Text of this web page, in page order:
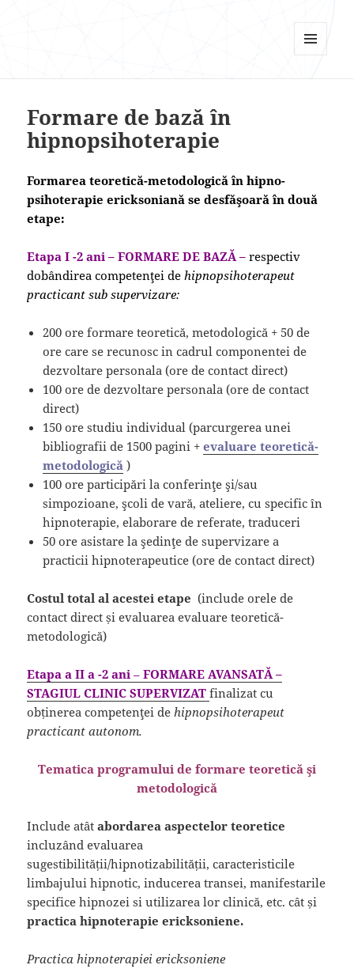
AND
Formare de bază în
hipnopsihoterapie
Formarea teoretică-metodologică în hipno-
psihoterapie ericksoniană se desfăşoară în două
etape:
Etapa I -2 ani – FORMARE DE BAZĂ –respectiv
dobândirea competenţei dehipnopsihoterapeut
practicant sub supervizare:
200 ore formare teoretică, metodologică + 50 de
ore care se recunosc in cadrul componentei de
dezvoltare personala (ore de contact direct)
100 ore de dezvoltare personala (ore de contact
direct)
150 ore studiu individual (parcurgerea unei
bibliografii de 1500 pagini +evaluare teoretică-
metodologică )
100 ore participări la conferinţe şi/sau
simpozioane, şcoli de vară, ateliere, cu specific în
hipnoterapie, elaborare de referate, traduceri
50 ore asistare la şedinţe de supervizare a
practicii hipnoterapeutice (ore de contact direct)
Costul total al acestei etape (include orele de
contact direct și evaluarea evaluare teoretică-
metodologică)
Etapa a II a -2 ani–FORMARE AVANSATĂ –
STAGIUL CLINIC SUPERVIZAT finalizat cu
obținerea competenţei dehipnopsihoterapeut
practicant autonom.
Tematica programului de formare teoretică şi
metodologică
Include atâtabordarea aspectelor teoretice
incluzând evaluarea
sugestibilității/hipnotizabilității, caracteristicile
limbajului hipnotic, inducerea transei, manifestarile
specifice hipnozei si utilizarea lor clinică, etc. cât și
practica hipnoterapie ericksoniene.
Practica hipnoterapiei ericksoniene